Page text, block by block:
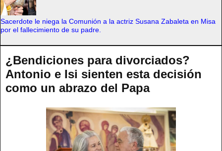
Sacerdote le niega la Comunión a la actriz Susana Zabaleta en Misa
por el fallecimiento de su padre.
¿Bendiciones para divorciados?
Antonio e Isi sienten esta decisión
como un abrazo del Papa